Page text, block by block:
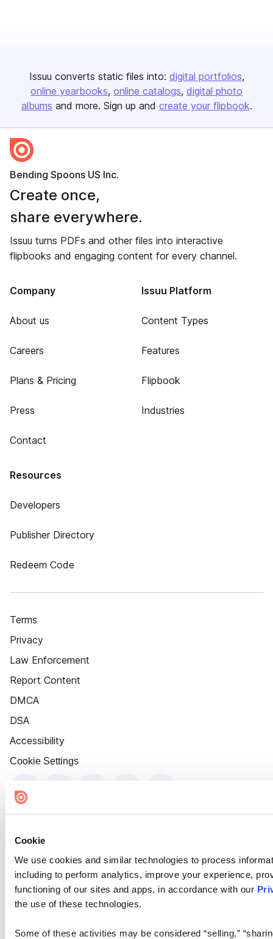
Cookie
We use cookies and similar technologies to process
including to perform analytics, improve your experience,
functioning of our sites and apps, in accordance with our
the use of these technologies.
Some of these activities may be considered “selling,”
Issuu converts static files into: digital portfolios
online yearbooks online catalogs digital photo
albums and more. Sign up and create your flipbook.
Bending Spoons US Inc.
Create once,
share everywhere.
Issuu turns PDFs and other files into interactive
flipbooks and engaging content for every channel.
Company
About us
Careers
Plans & Pricing
Press
Contact
Issuu Platform
Content Types
Features
Flipbook
Industries
Resources
Developers
Publisher Directory
Redeem Code
Terms
Privacy
Law Enforcement
Report Content
DMCA
DSA
Accessibility
Cookie Settings